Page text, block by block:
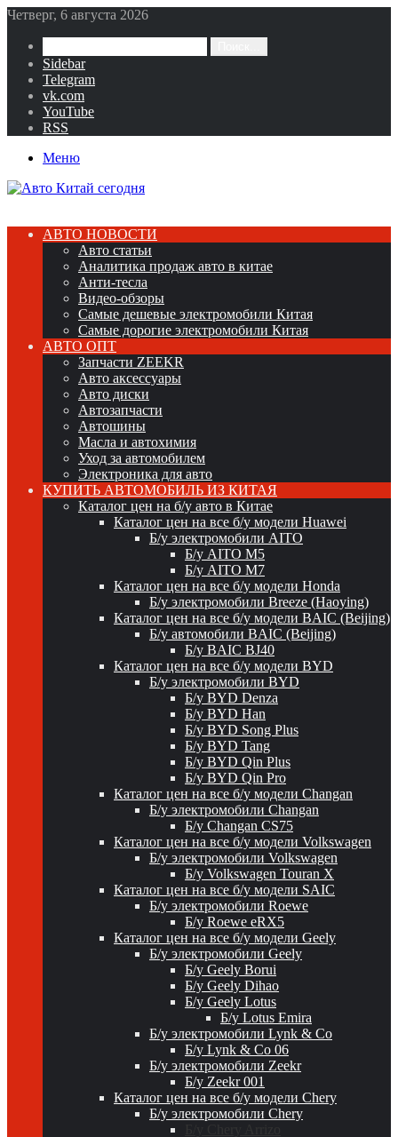
Четверг, 6 августа 2026
Sidebar
Telegram
vk.com
YouTube
RSS
Меню
АВТО НОВОСТИ
Авто статьи
Аналитика продаж авто в китае
Анти-тесла
Видео-обзоры
Самые дешевые электромобили Китая
Самые дорогие электромобили Китая
АВТО ОПТ
Запчасти ZEEKR
Авто аксессуары
Авто диски
Автозапчасти
Автошины
Масла и автохимия
Уход за автомобилем
Электроника для авто
КУПИТЬ АВТОМОБИЛЬ ИЗ КИТАЯ
Каталог цен на б/у авто в Китае
Каталог цен на все б/у модели Huawei
Б/у электромобили AITO
Б/у AITO M5
Б/у AITO M7
Каталог цен на все б/у модели Honda
Б/у электромобили Breeze (Haoying)
Каталог цен на все б/у модели BAIC (Beijing)
Б/у автомобили BAIC (Beijing)
Б/у BAIC BJ40
Каталог цен на все б/у модели BYD
Б/у электромобили BYD
Б/у BYD Denza
Б/у BYD Han
Б/у BYD Song Plus
Б/у BYD Tang
Б/у BYD Qin Plus
Б/у BYD Qin Pro
Каталог цен на все б/у модели Changan
Б/у электромобили Changan
Б/у Changan CS75
Каталог цен на все б/у модели Volkswagen
Б/у электромобили Volkswagen
Б/у Volkswagen Touran X
Каталог цен на все б/у модели SAIC
Б/у электромобили Roewe
Б/у Roewe eRX5
Каталог цен на все б/у модели Geely
Б/у электромобили Geely
Б/у Geely Borui
Б/у Geely Dihao
Б/у Geely Lotus
Б/у Lotus Emira
Б/у электромобили Lynk & Co
Б/у Lynk & Co 06
Б/у электромобили Zeekr
Б/у Zeekr 001
Каталог цен на все б/у модели Chery
Б/у электромобили Chery